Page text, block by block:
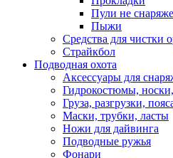
Пули не
Пыжи
Средства для чистки
Страйкбол
Подводная охота
Аксессуары для
Гидрокостюмы,
Груза, разгрузки,
Маски, трубки, ласты
Ножи для дайвинга
Подводные ружья
Фонари